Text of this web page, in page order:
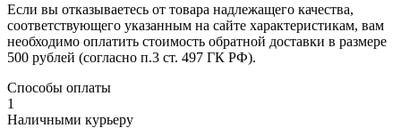
Если вы отказываетесь от товара надлежащего качества,
соответствующего указанным на сайте характеристикам, вам
необходимо оплатить стоимость обратной доставки в размере
500 рублей (согласно п.3 ст. 497 ГК РФ).
Способы оплаты
1
Наличными курьеру